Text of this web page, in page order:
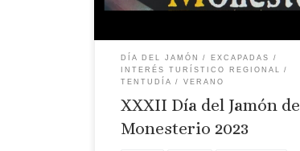
DÍA DEL JAMÓN
EXCAPADAS
INTERÉS TURÍSTICO REGIONAL
TENTUDÍA
VERANO
XXXII Día del Jamón de
Monesterio 2023